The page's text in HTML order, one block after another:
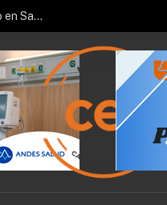
Pianista español José Luis Nieto ofrecerá concierto gratuito en San Pedro de Atacama